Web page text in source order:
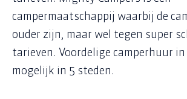
campermaatschappij waarbij de
ouder zijn, maar wel tegen super
tarieven. Voordelige camperhuur
mogelijk in 5 steden.